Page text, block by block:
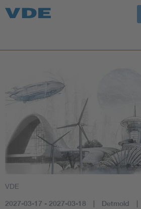
Key Topics
Key Topics
Energy
Standardization
AI & Digital Trust
Health
VDE
2027-03-17 - 2027-03-18 Detmold